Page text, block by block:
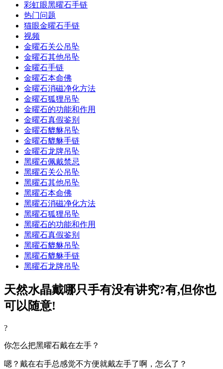
彩虹眼黑曜石手链
热门问题
猫眼金曜石手链
视频
金曜石关公吊坠
金曜石其他吊坠
金曜石手链
金曜石本命佛
金曜石消磁净化方法
金曜石狐狸吊坠
金曜石的功能和作用
金曜石真假鉴别
金曜石貔貅吊坠
金曜石貔貅手链
金曜石龙牌吊坠
黑曜石佩戴禁忌
黑曜石关公吊坠
黑曜石其他吊坠
黑曜石本命佛
黑曜石消磁净化方法
黑曜石狐狸吊坠
黑曜石的功能和作用
黑曜石真假鉴别
黑曜石貔貅吊坠
黑曜石貔貅手链
黑曜石龙牌吊坠
天然水晶戴哪只手有没有讲究?有,但你也
可以随意!
?
你怎么把黑曜石戴在左手？
嗯？戴在右手总感觉不方便就戴左手了啊，怎么了？